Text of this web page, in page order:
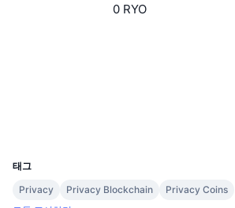
0 RYO
태그
Privacy
Privacy Blockchain
Privacy Coins